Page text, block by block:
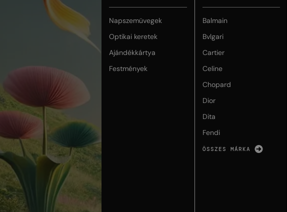
Napszemüvegek
Optikai keretek
Ajándékkártya
Festmények
Balmain
Bvlgari
Cartier
Celine
Chopard
Dior
Dita
Fendi
ÖSSZES MÁRKA